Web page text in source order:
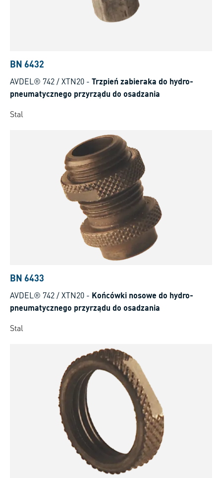
BN 6432
AVDEL® 742 / XTN20 - Trzpień zabieraka do hydro-
pneumatycznego przyrządu do osadzania
Stal
BN 6433
AVDEL® 742 / XTN20 - Końcówki nosowe do hydro-
pneumatycznego przyrządu do osadzania
Stal